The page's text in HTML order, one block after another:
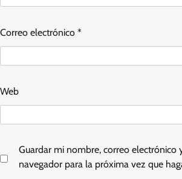
Correo electrónico *
Web
Guardar mi nombre, correo electrónico
navegador para la próxima vez que